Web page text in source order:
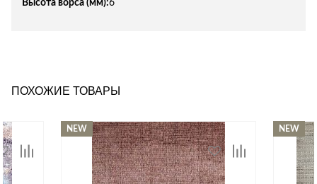
Высота ворса (мм):6
ПОХОЖИЕ ТОВАРЫ
NEW NEW